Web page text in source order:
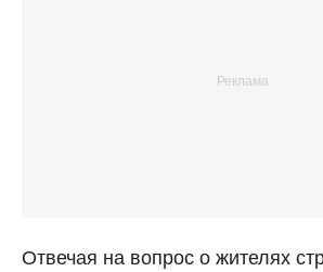
Отвечая на вопрос о жителях